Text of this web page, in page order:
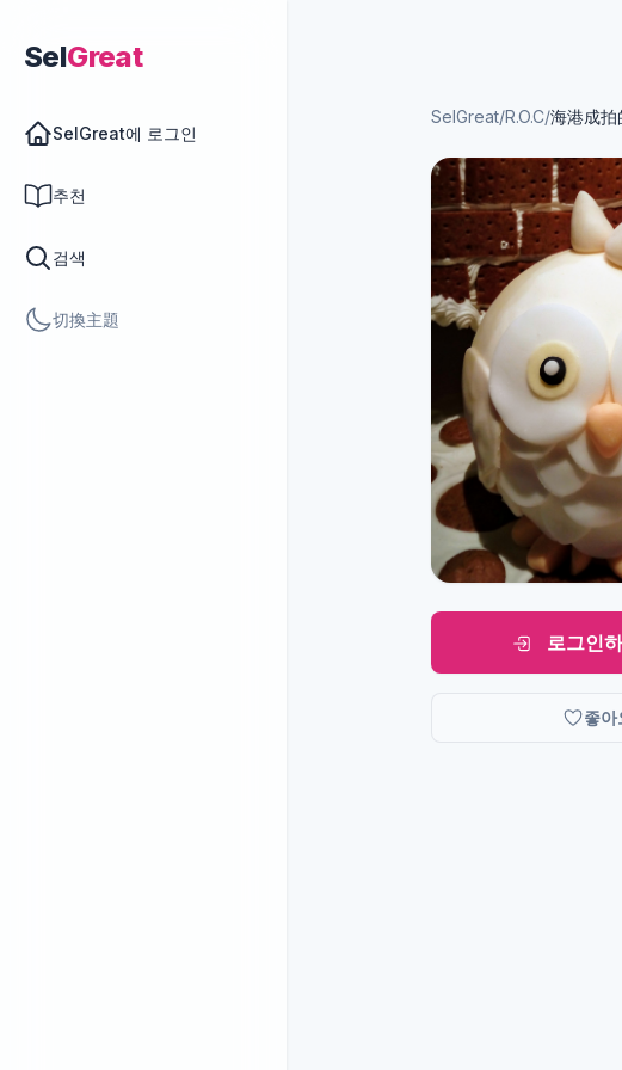
SelGreat
SelGreat에 로그인
추천
검색
切換主題
SelGreat/R.O.C/
로그인
좋아